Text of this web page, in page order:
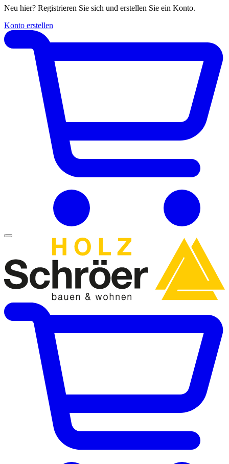
Neu hier? Registrieren Sie sich und erstellen Sie ein Konto.
Konto erstellen